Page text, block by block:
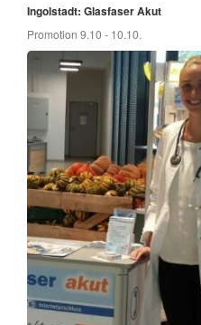
Ingolstadt: Glasfaser Akut
Promotion 9.10 - 10.10.